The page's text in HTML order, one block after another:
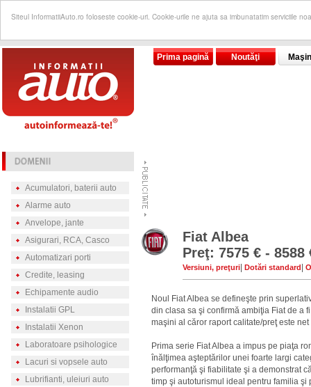
Siteul InformatiiAuto.ro foloseste cookie-uri. Cookie-urile ne ajuta sa imbunatatim serviciile
Prima pagină Noutăţi
Acumulatori, baterii auto
Alarme auto
Anvelope, jante
Asigurari, RCA, Casco
Automatizari porti
Credite, leasing
Echipamente audio
Instalatii GPL
Instalatii Xenon
Laboratoare psihologice
Lacuri si vopsele auto
Lubrifianti, uleiuri auto
Fiat Albea
Preţ: 7575 € - 8588
Versiuni, preţuri Dotări standard
Noul Fiat Albea se defineşte prin
din clasa sa şi confirmă ambiţia Fiat de a
maşini al căror raport calitate/preţ este
Prima serie Fiat Albea a impus pe piaţa
înălţimea aşteptărilor unei foarte largi
performanţă şi fiabilitate şi a demonstrat
timp şi autoturismul ideal pentru familia